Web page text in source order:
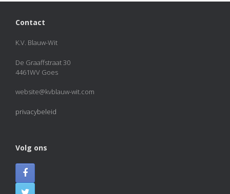
Contact
K.V. Blauw-Wit
De Graaffstraat 30
4461WV Goes
website@kvblauw-wit.com
privacybeleid
Volg ons